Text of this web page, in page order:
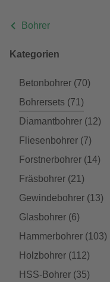
Bohrer
Kategorien
Betonbohrer (70)
Bohrersets (71)
Diamantbohrer (12)
Fliesenbohrer (7)
Forstnerbohrer (14)
Fräsbohrer (21)
Gewindebohrer (13)
Glasbohrer (6)
Hammerbohrer (103)
Holzbohrer (112)
HSS-Bohrer (35)